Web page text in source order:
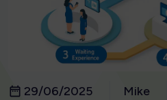
29/06/2025 Mike